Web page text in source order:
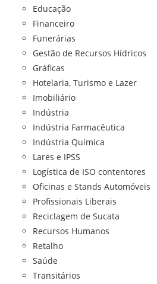
Educação
Financeiro
Funerárias
Gestão de Recursos Hídricos
Gráficas
Hotelaria, Turismo e Lazer
Imobiliário
Indústria
Indústria Farmacêutica
Indústria Química
Lares e IPSS
Logística de ISO contentores
Oficinas e Stands Automóveis
Profissionais Liberais
Reciclagem de Sucata
Recursos Humanos
Retalho
Saúde
Transitários